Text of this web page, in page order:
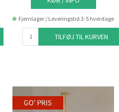
Fjernlager / Leveringstid 3-5 hverdage
TILFØJ TIL KURVEN